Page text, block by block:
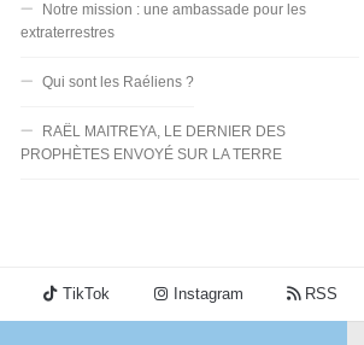
Notre mission : une ambassade pour les
extraterrestres
Qui sont les Raéliens ?
RAËL MAITREYA, LE DERNIER DES
PROPHÈTES ENVOYÉ SUR LA TERRE
TikTok Instagram RSS